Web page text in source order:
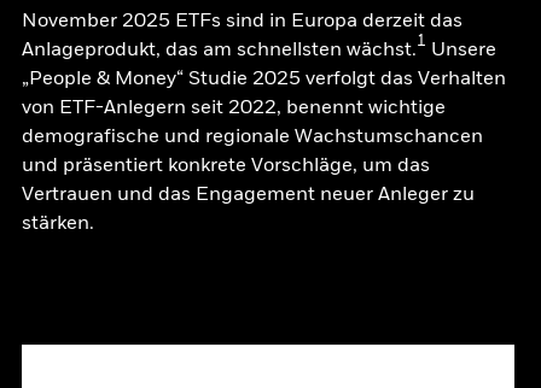
November 2025 ETFs sind in Europa derzeit das
Anlageprodukt, das am schnellsten wächst.1 Unsere
„People & Money“ Studie 2025 verfolgt das Verhalten
von ETF-Anlegern seit 2022, benennt wichtige
demografische und regionale Wachstumschancen
und präsentiert konkrete Vorschläge, um das
Vertrauen und das Engagement neuer Anleger zu
stärken.